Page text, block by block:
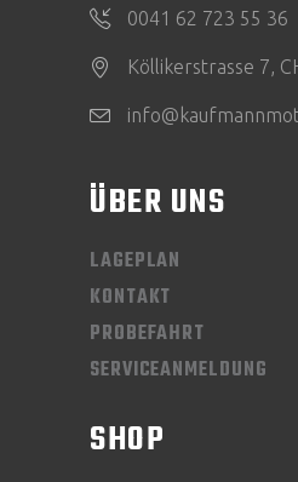
0041 62 723 55 36
Köllikerstrasse 7,
ÜBER UNS
LAGEPLAN
KONTAKT
PROBEFAHRT
SERVICEANMELDUNG
SHOP